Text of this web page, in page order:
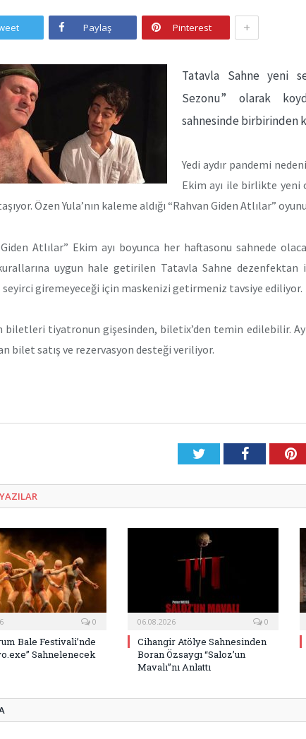
Paylaş Pinterest +
Tatavla Sahne yeni
Sezonu” olarak
sahnesinde birbirinden
Yedi aydır pandemi
Ekim ayı ile birlikte yeni
Özen Yula’nın kaleme aldığı “Rahvan Giden Atlılar”
Atlılar” Ekim ayı boyunca her haftasonu sahnede
uygun hale getirilen Tatavla Sahne dezenfektan
seyirci giremeyeceği için maskenizi getirmeniz tavsiye ediliyor.
biletleri tiyatronun gişesinden, biletix’den temin edilebilir.
bilet satış ve rezervasyon desteği veriliyor.
TwitterFacebook
YAZILAR
0
Bale Festivali’nde
Sahnelenecek
06.08.2026 0
Cihangir Atölye Sahnesinden
Boran Özsaygı “Saloz’un
Mavalı”nı Anlattı